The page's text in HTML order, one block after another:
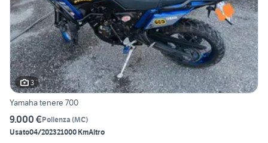
3
Yamaha tenere 700
9.000 €Pollenza (MC)
Usato04/202321000 KmAltro